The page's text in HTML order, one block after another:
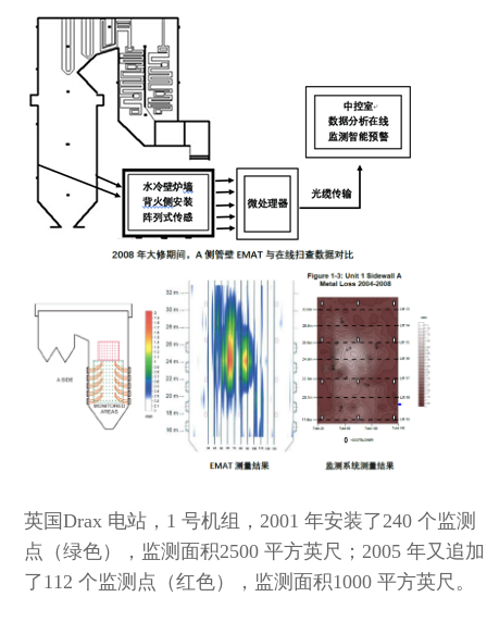
英国Drax 电站，1 号机组，2001 年安装了240 个监测
点（绿色），监测面积2500 平方英尺；2005 年又追加
了112 个监测点（红色），监测面积1000 平方英尺。